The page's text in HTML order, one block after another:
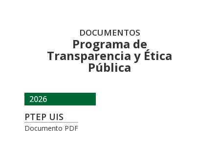
DOCUMENTOS
Programa de
Transparencia y Ética
Pública
2026
PTEP UIS
Documento PDF